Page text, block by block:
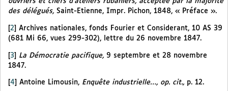
des délégués, Saint-Etienne, Impr. Pichon, 1848, « Préface ».
2
Archives nationales, fonds Fourier et Considerant, 10 AS 39
(681 Mi 66, vues 299-302), lettre du 26 novembre 1847.
[3] La Démocratie pacifique, 9 septembre et 28 novembre
1847.
4 Antoine Limousin, Enquête industrielle…, op. cit., p. 12.